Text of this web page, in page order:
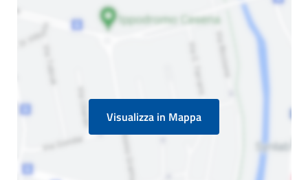
Visualizza in Mappa